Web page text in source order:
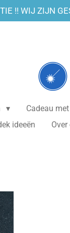
!! WIJ ZIJN
Cadeau
ideeën